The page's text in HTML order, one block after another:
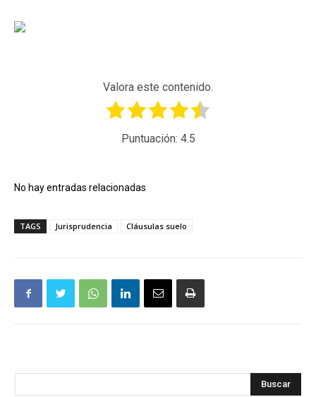
Valora este contenido.
Puntuación: 4.5
No hay entradas relacionadas
TAGS Jurisprudencia Cláusulas suelo
Buscar